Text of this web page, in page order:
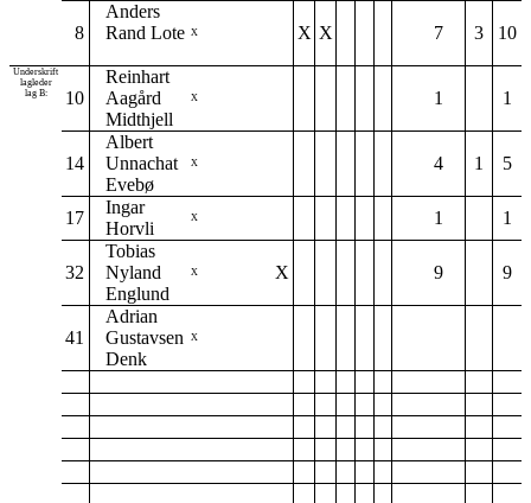
8
Anders
Rand Lote X X X 7 3 10
Underskrift
lagleder
lag B:
10
Reinhart
Aagård
Midthjell
X 1 1
14
Albert
Unnachat
Evebø
X 4 1 5
17
Ingar
Horvli
X 1 1
32
Tobias
Nyland
Englund
X X 9 9
41
Adrian
Gustavsen
Denk
X